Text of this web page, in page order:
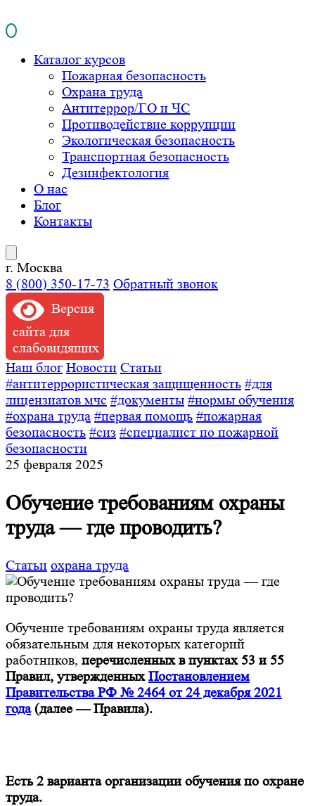
Каталог курсов
Пожарная безопасность
Охрана труда
Антитеррор/ГО и ЧС
Противодействие коррупции
Экологическая безопасность
Транспортная безопасность
Дезинфектология
О нас
Блог
Контакты
г. Москва
8 (800) 350-17-73 Обратный звонок
Версия
сайта для
слабовидящих
Наш блог Новости Статьи
#антитеррористическая защищенность #для
лицензиатов мчс #документы #нормы обучения
#охрана труда #первая помощь #пожарная
безопасность #сиз #специалист по пожарной
безопасности
25 февраля 2025
Обучение требованиям охраны
труда — где проводить?
Статьи охрана труда
Обучение требованиям охраны труда является
обязательным для некоторых категорий
работников, перечисленных в пунктах 53 и 55
Правил, утвержденныхПостановлением
Правительства РФ № 2464 от 24 декабря 2021
года(далее — Правила).
Есть 2 варианта организации обучения по охране
труда.